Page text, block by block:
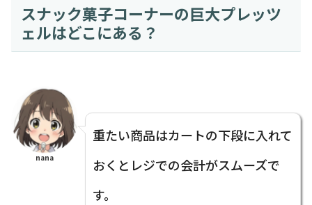
スナック菓子コーナーの巨大プレッツ
ェルはどこにある？
nana
重たい商品はカートの下段に入れて
おくとレジでの会計がスムーズで
す。